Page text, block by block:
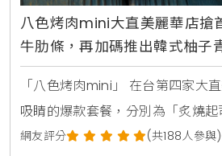
八色烤肉mini大直美麗華店搶
牛肋條，再加碼推出韓式柚子
辣醬拌冷麵
「八色烤肉mini」 在台第四家大
吸睛的爆款套餐，分別為「炙燒
「八色海陸雙饗」，其中「炙燒起
網友評分 (共188人參與)